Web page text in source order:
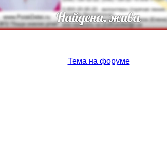
Тема на форуме